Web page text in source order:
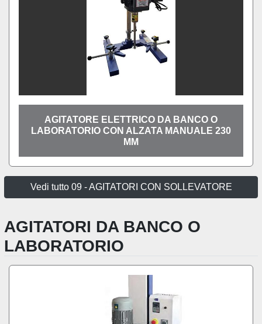
AGITATORE ELETTRICO DA BANCO O
LABORATORIO CON ALZATA MANUALE 230
MM
Vedi tutto 09 - AGITATORI CON SOLLEVATORE
AGITATORI DA BANCO O
LABORATORIO